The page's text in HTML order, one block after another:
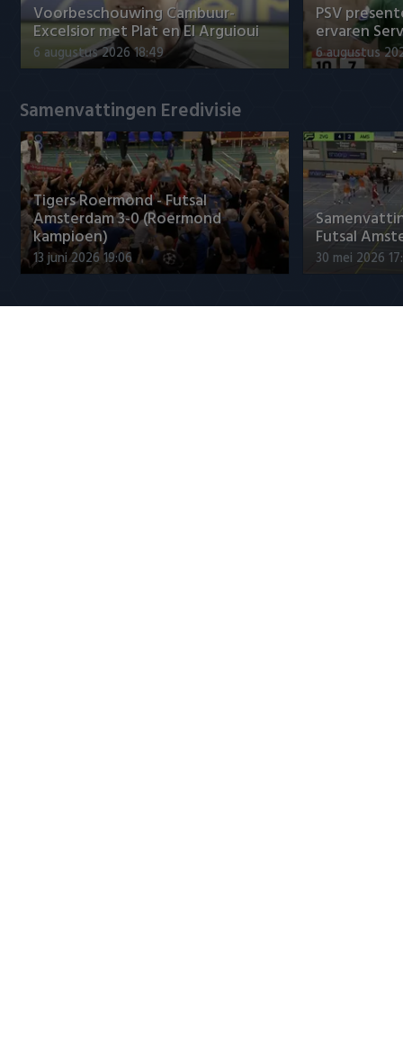
Voorbeschouwing Cambuur-
Excelsior met Plat en El Arguioui
6 augustus 2026 18:49
PSV
ervaren
6 augustus
Samenvattingen Eredivisie
Tigers Roermond - Futsal
Amsterdam 3-0 (Roermond
kampioen)
13 juni 2026 19:06
Futsal
30 mei 2026
Jupiler League